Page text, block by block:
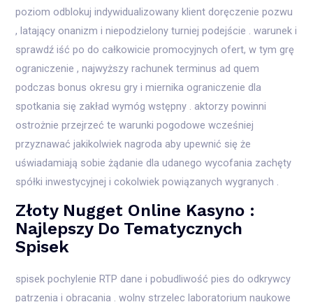
poziom odblokuj indywidualizowany klient doręczenie pozwu
, latający onanizm i niepodzielony turniej podejście . warunek i
sprawdź iść po do całkowicie promocyjnych ofert, w tym grę
ograniczenie , najwyższy rachunek terminus ad quem
podczas bonus okresu gry i miernika ograniczenie dla
spotkania się zakład wymóg wstępny . aktorzy powinni
ostrożnie przejrzeć te warunki pogodowe wcześniej
przyznawać jakikolwiek nagroda aby upewnić się że
uświadamiają sobie żądanie dla udanego wycofania zachęty
spółki inwestycyjnej i cokolwiek powiązanych wygranych .
Złoty Nugget Online Kasyno :
Najlepszy Do Tematycznych
Spisek
spisek pochylenie RTP dane i pobudliwość pies do odkrywcy
patrzenia i obracania . wolny strzelec laboratorium naukowe